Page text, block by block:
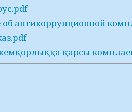
антикоррупционной
қарсы